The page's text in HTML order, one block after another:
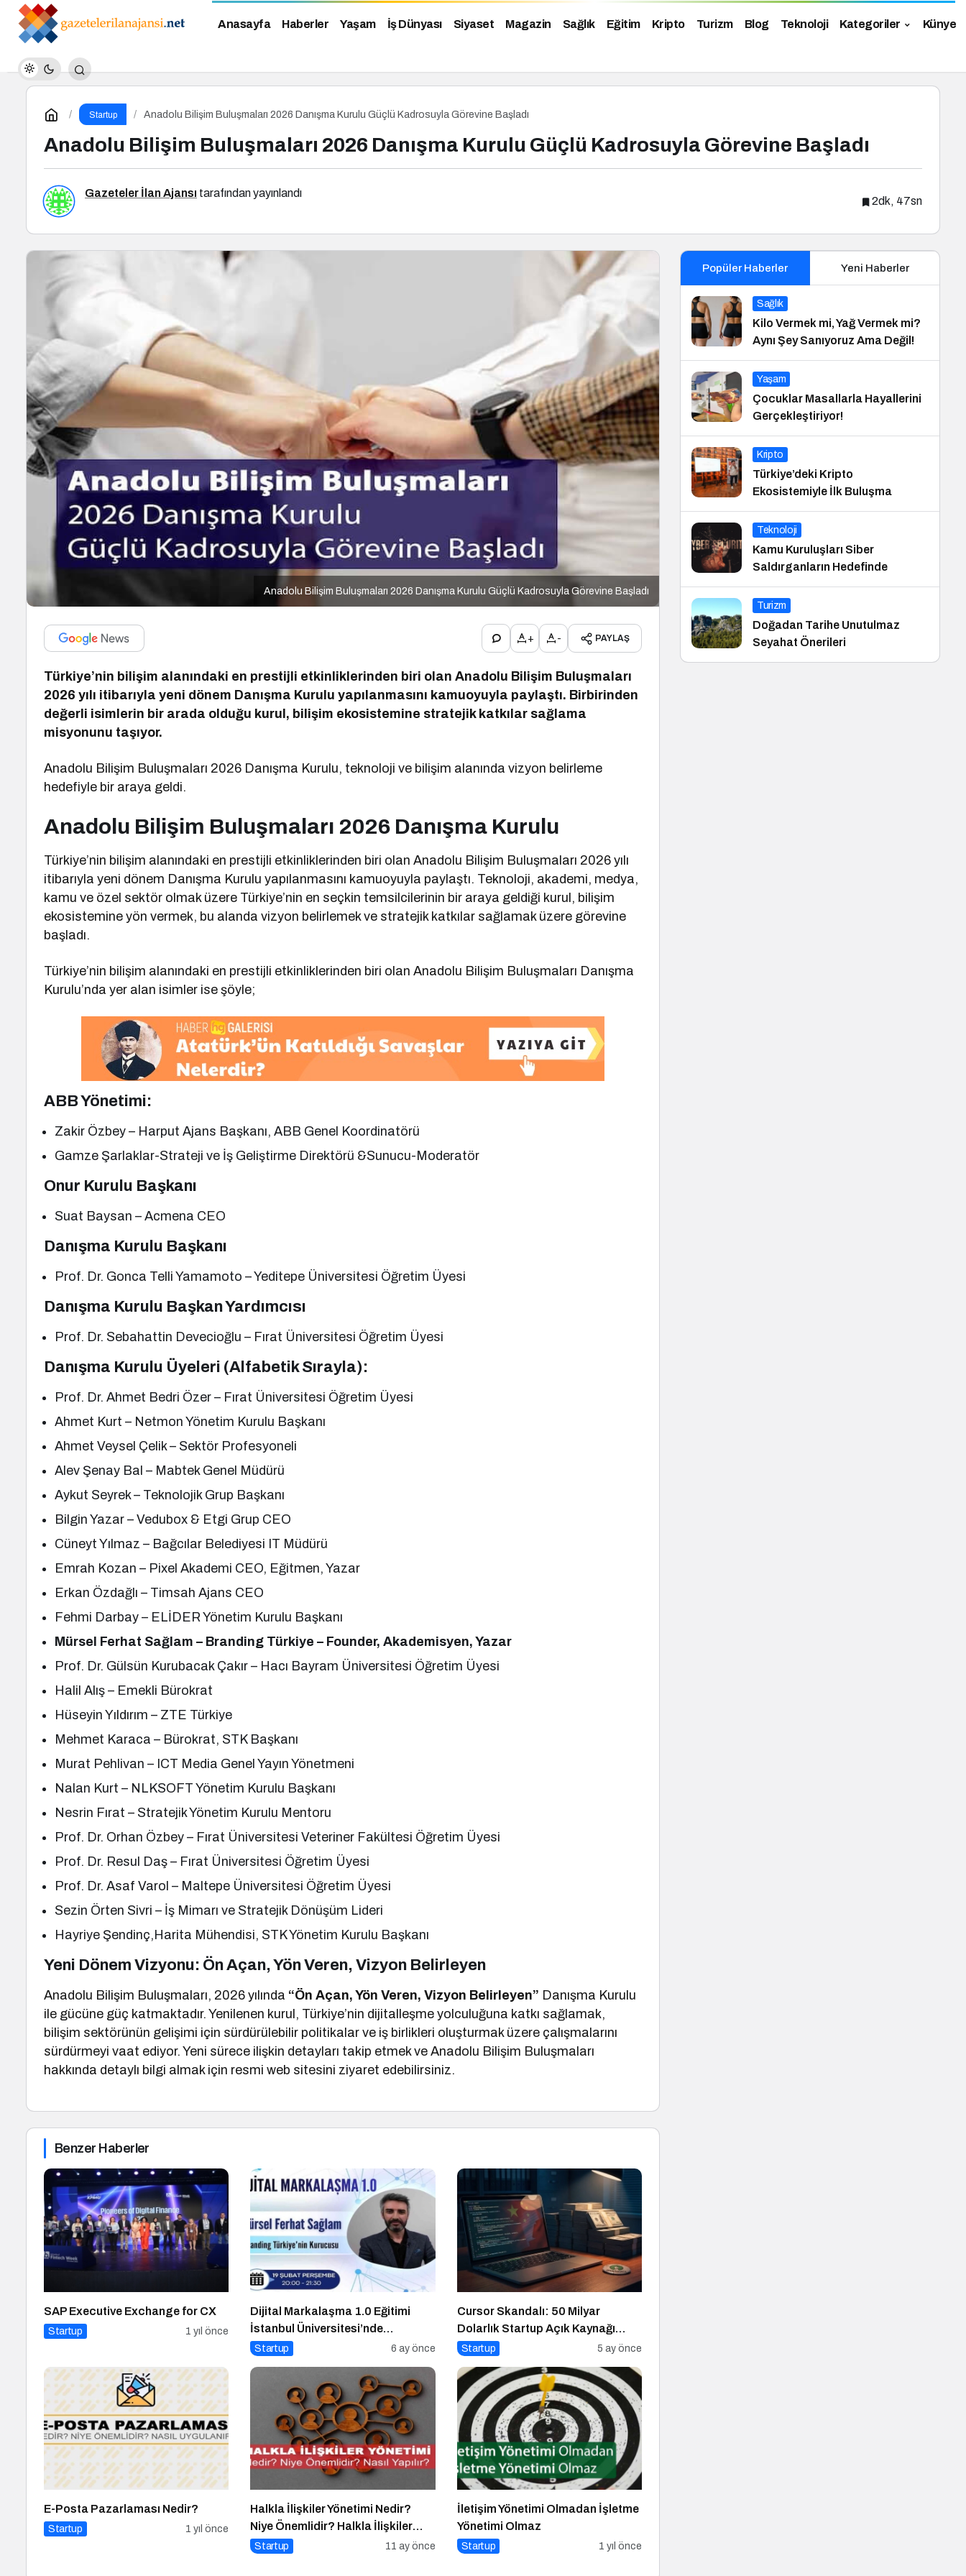
Anasayfa Haberler Yaşam İş Dünyası Siyaset Magazin Sağlık Eğitim Kripto Turizm Blog Teknoloji Kategoriler Künye
Startup Anadolu Bilişim Buluşmaları 2026 Danışma Kurulu Güçlü Kadrosuyla Görevine Başladı
Anadolu Bilişim Buluşmaları 2026 Danışma Kurulu Güçlü Kadrosuyla Görevine Başladı
Gazeteler İlan Ajansı tarafından yayınlandı
2dk, 47sn
Anadolu Bilişim Buluşmaları 2026 Danışma Kurulu Güçlü Kadrosuyla Görevine Başladı
+ - PAYLAŞ
Türkiye’nin bilişim alanındaki en prestijli etkinliklerinden biri olan Anadolu Bilişim Buluşmaları
2026 yılı itibarıyla yeni dönem Danışma Kurulu yapılanmasını kamuoyuyla paylaştı. Birbirinden
değerli isimlerin bir arada olduğu kurul, bilişim ekosistemine stratejik katkılar sağlama
misyonunu taşıyor.
Anadolu Bilişim Buluşmaları 2026 Danışma Kurulu, teknoloji ve bilişim alanında vizyon belirleme
hedefiyle bir araya geldi.
Anadolu Bilişim Buluşmaları 2026 Danışma Kurulu
Türkiye’nin bilişim alanındaki en prestijli etkinliklerinden biri olan Anadolu Bilişim Buluşmaları 2026 yılı
itibarıyla yeni dönem Danışma Kurulu yapılanmasını kamuoyuyla paylaştı. Teknoloji, akademi, medya,
kamu ve özel sektör olmak üzere Türkiye’nin en seçkin temsilcilerinin bir araya geldiği kurul, bilişim
ekosistemine yön vermek, bu alanda vizyon belirlemek ve stratejik katkılar sağlamak üzere görevine
başladı.
Türkiye’nin bilişim alanındaki en prestijli etkinliklerinden biri olan Anadolu Bilişim Buluşmaları Danışma
Kurulu’nda yer alan isimler ise şöyle;
ABB Yönetimi:
Zakir Özbey – Harput Ajans Başkanı, ABB Genel Koordinatörü
Gamze Şarlaklar-Strateji ve İş Geliştirme Direktörü &Sunucu-Moderatör
Onur Kurulu Başkanı
Suat Baysan – Acmena CEO
Danışma Kurulu Başkanı
Prof. Dr. Gonca Telli Yamamoto – Yeditepe Üniversitesi Öğretim Üyesi
Danışma Kurulu Başkan Yardımcısı
Prof. Dr. Sebahattin Devecioğlu – Fırat Üniversitesi Öğretim Üyesi
Danışma Kurulu Üyeleri (Alfabetik Sırayla):
Prof. Dr. Ahmet Bedri Özer – Fırat Üniversitesi Öğretim Üyesi
Ahmet Kurt – Netmon Yönetim Kurulu Başkanı
Ahmet Veysel Çelik – Sektör Profesyoneli
Alev Şenay Bal – Mabtek Genel Müdürü
Aykut Seyrek – Teknolojik Grup Başkanı
Bilgin Yazar – Vedubox & Etgi Grup CEO
Cüneyt Yılmaz – Bağcılar Belediyesi IT Müdürü
Emrah Kozan – Pixel Akademi CEO, Eğitmen, Yazar
Erkan Özdağlı – Timsah Ajans CEO
Fehmi Darbay – ELİDER Yönetim Kurulu Başkanı
Mürsel Ferhat Sağlam – Branding Türkiye – Founder, Akademisyen, Yazar
Prof. Dr. Gülsün Kurubacak Çakır – Hacı Bayram Üniversitesi Öğretim Üyesi
Halil Alış – Emekli Bürokrat
Hüseyin Yıldırım – ZTE Türkiye
Mehmet Karaca – Bürokrat, STK Başkanı
Murat Pehlivan – ICT Media Genel Yayın Yönetmeni
Nalan Kurt – NLKSOFT Yönetim Kurulu Başkanı
Nesrin Fırat – Stratejik Yönetim Kurulu Mentoru
Prof. Dr. Orhan Özbey – Fırat Üniversitesi Veteriner Fakültesi Öğretim Üyesi
Prof. Dr. Resul Daş – Fırat Üniversitesi Öğretim Üyesi
Prof. Dr. Asaf Varol – Maltepe Üniversitesi Öğretim Üyesi
Sezin Örten Sivri – İş Mimarı ve Stratejik Dönüşüm Lideri
Hayriye Şendinç,Harita Mühendisi, STK Yönetim Kurulu Başkanı
Yeni Dönem Vizyonu: Ön Açan, Yön Veren, Vizyon Belirleyen
Anadolu Bilişim Buluşmaları, 2026 yılında “Ön Açan, Yön Veren, Vizyon Belirleyen” Danışma Kurulu
ile gücüne güç katmaktadır. Yenilenen kurul, Türkiye’nin dijitalleşme yolculuğuna katkı sağlamak,
bilişim sektörünün gelişimi için sürdürülebilir politikalar ve iş birlikleri oluşturmak üzere çalışmalarını
sürdürmeyi vaat ediyor. Yeni sürece ilişkin detayları takip etmek ve Anadolu Bilişim Buluşmaları
hakkında detaylı bilgi almak için resmi web sitesini ziyaret edebilirsiniz.
Benzer Haberler
SAP Executive Exchange for CX
Startup 1 yıl önce
Dijital Markalaşma 1.0 Eğitimi
İstanbul Üniversitesi’nde
Gerçekleşti!
Startup 6 ay önce
Cursor Skandalı: 50 Milyar
Dolarlık Startup Açık Kaynağı
Gizleyince Ne Oldu?
Startup 5 ay önce
E-Posta Pazarlaması Nedir?
Startup 1 yıl önce
Halkla İlişkiler Yönetimi Nedir?
Niye Önemlidir? Halkla İlişkiler
Yönetimi Nasıl Yapılır?
Startup 11 ay önce
İletişim Yönetimi Olmadan İşletme
Yönetimi Olmaz
Startup 1 yıl önce
Popüler Haberler Yeni Haberler
Sağlık
Kilo Vermek mi, Yağ Vermek mi?
Aynı Şey Sanıyoruz Ama Değil!
Yaşam
Çocuklar Masallarla Hayallerini
Gerçekleştiriyor!
Kripto
Türkiye’deki Kripto
Ekosistemiyle İlk Buluşma
Teknoloji
Kamu Kuruluşları Siber
Saldırganların Hedefinde
Turizm
Doğadan Tarihe Unutulmaz
Seyahat Önerileri